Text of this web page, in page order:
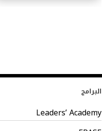
البرامج
Leaders’ Academy